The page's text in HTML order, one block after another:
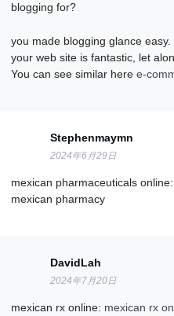
blogging for?
you made blogging glance
your web site is fantastic, let
You can see similar heree-
Stephenmaymn
2024年6月29日
mexican pharmaceuticals online:
mexican pharmacy
DavidLah
2024年7月20日
mexican rx online: mexican rx